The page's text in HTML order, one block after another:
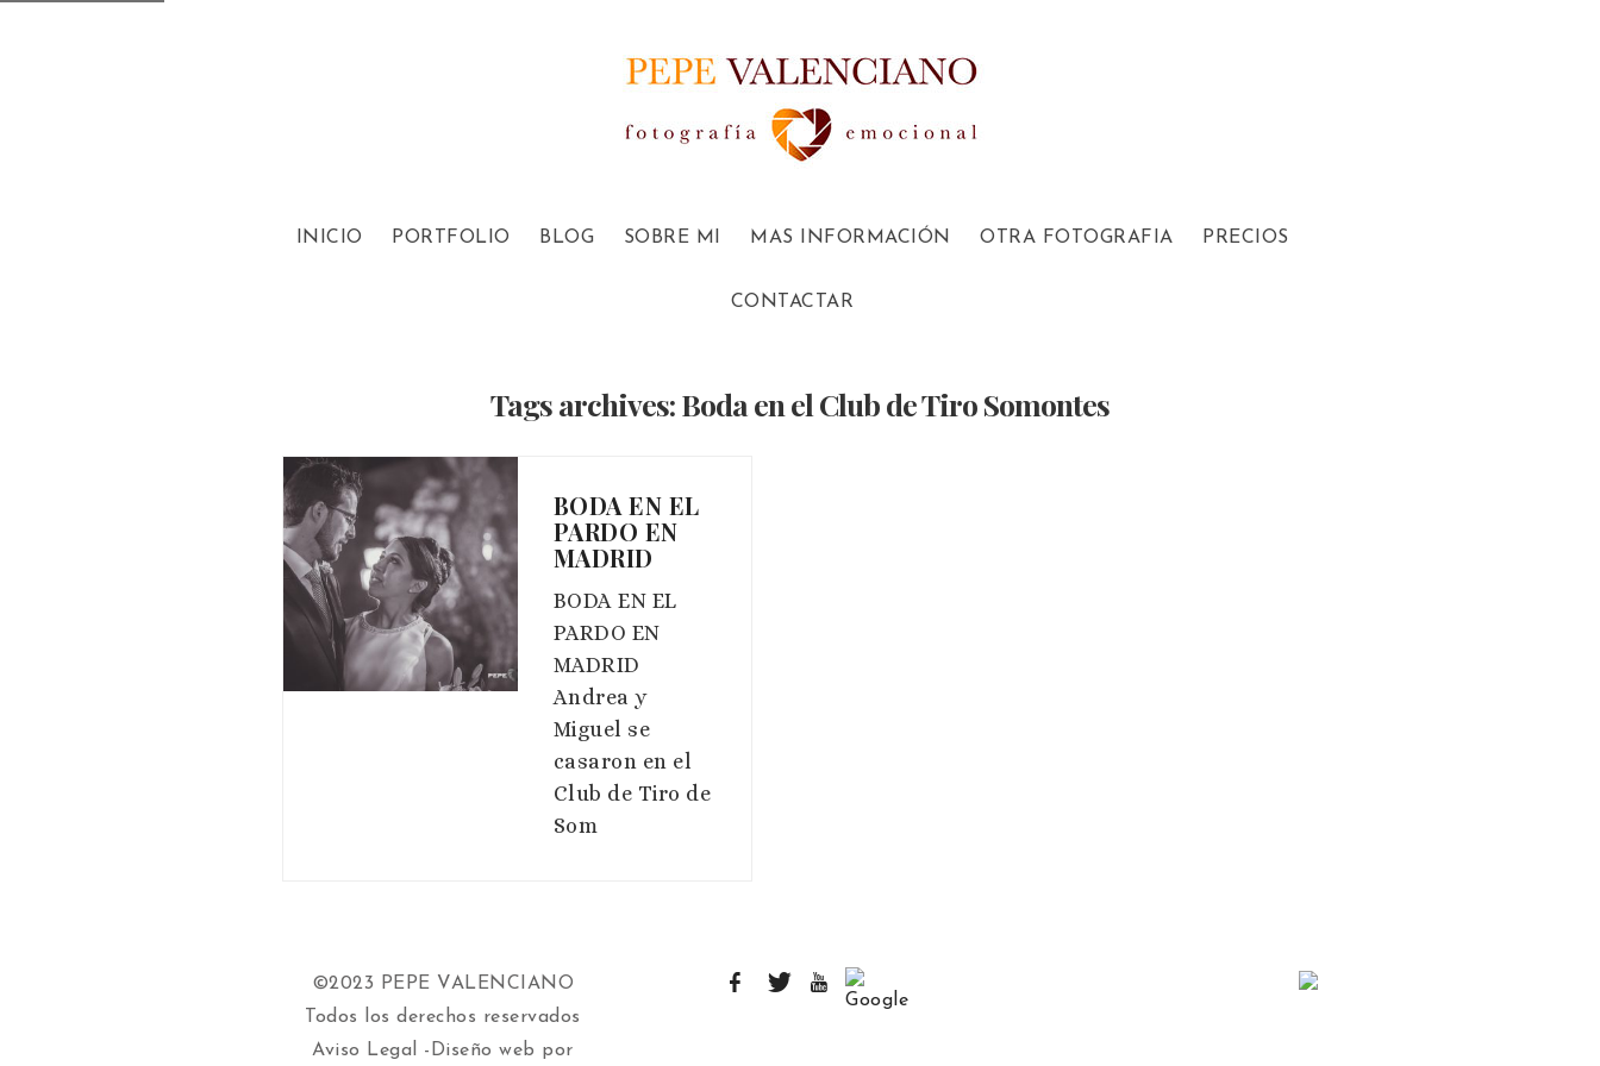
INICIO PORTFOLIO BLOG SOBRE MI MAS INFORMACIÓN OTRA FOTOGRAFIA PRECIOS
CONTACTAR
Tags archives: Boda en el Club de Tiro Somontes
BODA EN EL
PARDO EN
MADRID
BODA EN EL
PARDO EN
MADRID
Andrea y
Miguel se
casaron en el
Club de Tiro de
Som
©2023 PEPE VALENCIANO
Todos los derechos reservados
Aviso Legal
-Diseño web por